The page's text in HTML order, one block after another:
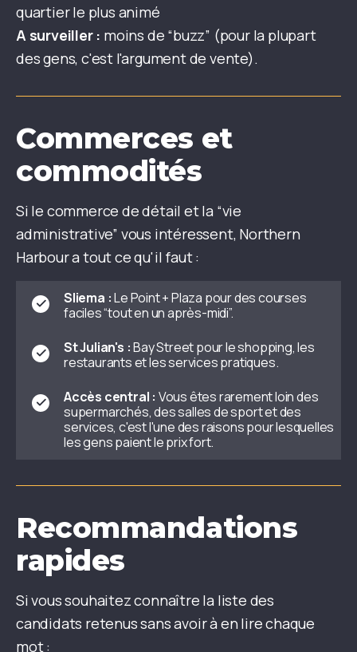
quartier le plus animé
A surveiller : moins de “buzz” (pour la plupart
des gens, c'est l'argument de vente).
Commerces et
commodités
Si le commerce de détail et la “vie
administrative” vous intéressent, Northern
Harbour a tout ce qu'il faut :
Sliema :Le Point + Plaza pour des courses
faciles “tout en un après-midi”.
St Julian's :Bay Street pour le shopping, les
restaurants et les services pratiques.
Accès central : Vous êtes rarement loin des
supermarchés, des salles de sport et des
services, c'est l'une des raisons pour lesquelles
les gens paient le prix fort.
Recommandations
rapides
Si vous souhaitez connaître la liste des
candidats retenus sans avoir à en lire chaque
mot :